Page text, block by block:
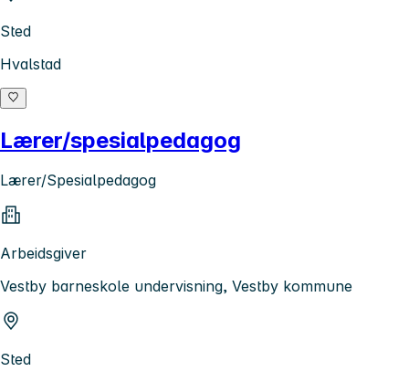
Sted
Hvalstad
Lærer/spesialpedagog
Lærer/Spesialpedagog
Arbeidsgiver
Vestby barneskole undervisning, Vestby kommune
Sted